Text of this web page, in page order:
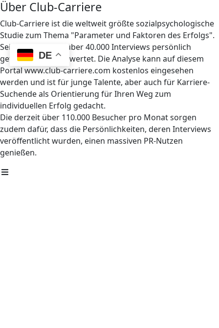
DE
Über Club-Carriere
Club-Carriere ist die weltweit größte sozialpsychologische
Studie zum Thema "Parameter und Faktoren des Erfolgs".
Seit 1997 wurden über 40.000 Interviews persönlich
geführt und ausgewertet. Die Analyse kann auf diesem
Portal www.club-carriere.com kostenlos eingesehen
werden und ist für junge Talente, aber auch für Karriere-
Suchende als Orientierung für Ihren Weg zum
individuellen Erfolg gedacht.
Die derzeit über 110.000 Besucher pro Monat sorgen
zudem dafür, dass die Persönlichkeiten, deren Interviews
veröffentlicht wurden, einen massiven PR-Nutzen
genießen.